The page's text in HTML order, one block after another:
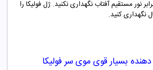
نور مستقیم آفتاب نگهداری نکنید. ژل فولیکا را
نگهداری کنید.
بسیار قوی موی سر فولیکا